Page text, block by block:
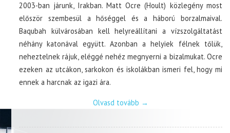
2003-ban járunk, Irakban. Matt Ocre (Hoult) közlegény most
először szembesül a hőséggel és a háború borzalmaival.
Baqubah külvárosában kell helyreállítani a vízszolgáltatást
néhány katonával együtt. Azonban a helyiek félnek tőlük,
neheztelnek rájuk, eléggé nehéz megnyerni a bizalmukat. Ocre
ezeken az utcákon, sarkokon és iskolákban ismeri fel, hogy mi
ennek a harcnak az igazi ára.
Olvasd tovább →